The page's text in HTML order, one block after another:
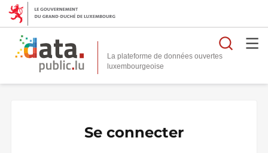
La plateforme de données ouvertes
Se connecter